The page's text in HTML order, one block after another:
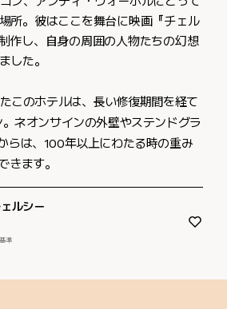
所。彼はここを舞台に映画『チェル
作し、自身の周囲の人物たちの幻想
した。
このホテルは、長い修復期間を経て
ネオンサインの外壁やステンドグラ
らは、100年以上にわたる時の重み
きます。
ルシー
準